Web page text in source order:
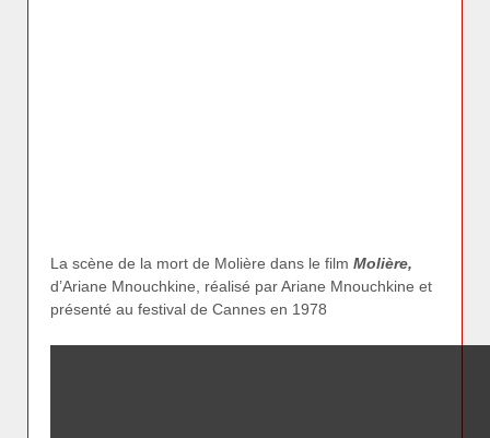
La scène de la mort de Molière dans le film Molière,
d’Ariane Mnouchkine, réalisé par Ariane Mnouchkine et
présenté au festival de Cannes en 1978